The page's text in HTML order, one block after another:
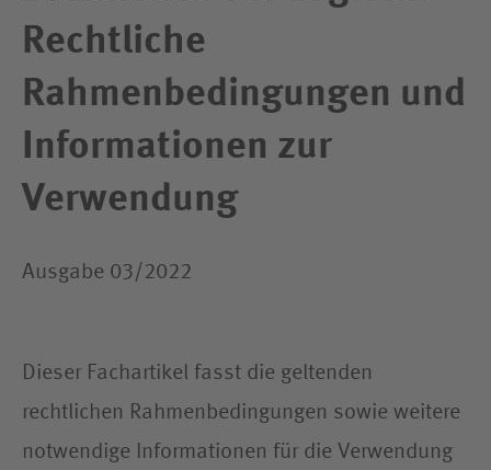
Rechtliche
Rahmenbedingungen und
Informationen zur
Verwendung
Ausgabe 03/2022
Dieser Fachartikel fasst die geltenden
rechtlichen Rahmenbedingungen sowie weitere
notwendige Informationen für die Verwendung